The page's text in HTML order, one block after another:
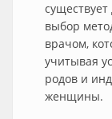
выбор
врачом,
учитывая
родов и
женщины.